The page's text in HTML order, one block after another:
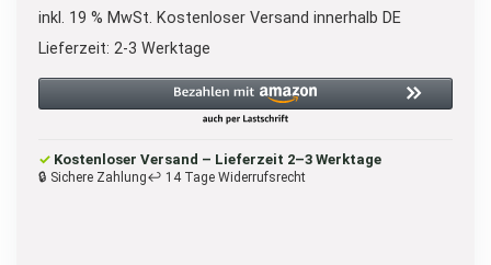
inkl. 19 % MwSt. Kostenloser Versand innerhalb DE
Lieferzeit: 2-3 Werktage
✓ Kostenloser Versand – Lieferzeit 2–3 Werktage
🔒 Sichere Zahlung↩ 14 Tage Widerrufsrecht